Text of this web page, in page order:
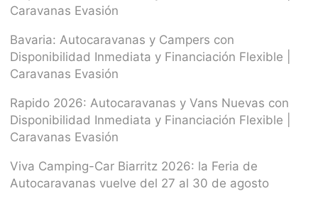
Caravanas Evasión
Bavaria: Autocaravanas y Campers con
Disponibilidad Inmediata y Financiación Flexible |
Caravanas Evasión
Rapido 2026: Autocaravanas y Vans Nuevas con
Disponibilidad Inmediata y Financiación Flexible |
Caravanas Evasión
Viva Camping-Car Biarritz 2026: la Feria de
Autocaravanas vuelve del 27 al 30 de agosto